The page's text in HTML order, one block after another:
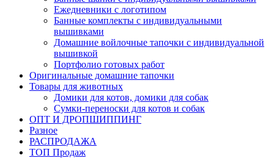
Ежедневники с логотипом
Банные комплекты с индивидуальными
вышивками
Домашние войлочные тапочки с индивидуальной
вышивкой
Портфолио готовых работ
Оригинальные домашние тапочки
Товары для животных
Домики для котов, домики для собак
Сумки-переноски для котов и собак
ОПТ И ДРОПШИППИНГ
Разное
РАСПРОДАЖА
ТОП Продаж